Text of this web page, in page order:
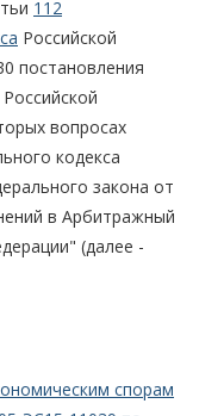
112
Российской
постановления
вопросах
кодекса
закона от
в Арбитражный
(далее -
спорам